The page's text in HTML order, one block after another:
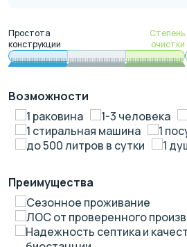
Простота
конструкции
Степень
очистки
Возможности
1 раковина
1-3 человека
1 стиральная машина
1
до 500 литров в сутки
1
Преимущества
Сезонное проживание
ЛОС от проверенного
Надежность септика и